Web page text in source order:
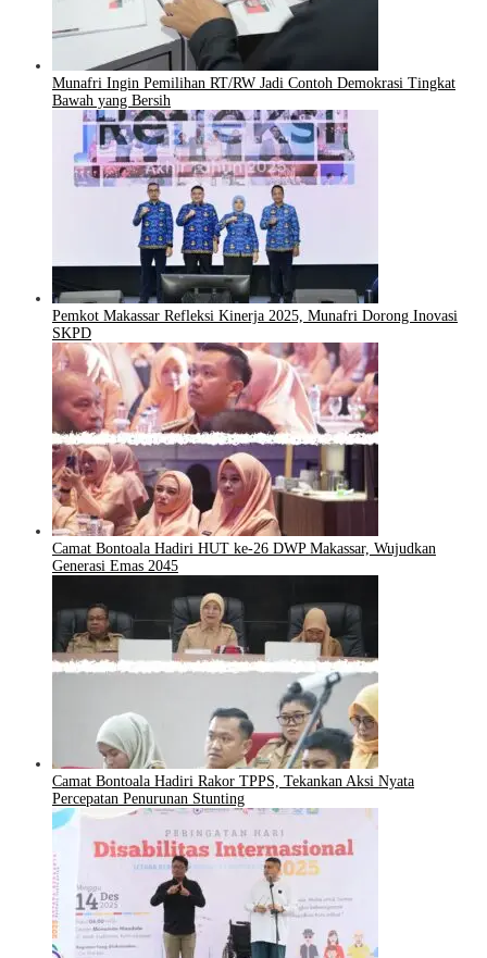
Munafri Ingin Pemilihan RT/RW Jadi Contoh Demokrasi Tingkat
Bawah yang Bersih
Pemkot Makassar Refleksi Kinerja 2025, Munafri Dorong Inovasi
SKPD
Camat Bontoala Hadiri HUT ke-26 DWP Makassar, Wujudkan
Generasi Emas 2045
Camat Bontoala Hadiri Rakor TPPS, Tekankan Aksi Nyata
Percepatan Penurunan Stunting